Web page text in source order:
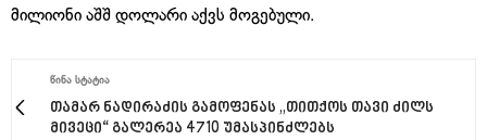
მილიონი აშშ დოლარი აქვს მოგებული.
ᲬᲘᲜᲐ ᲡᲢᲐᲢᲘᲐ
თამარ ნადირაძის გამოფენას „თითქოს თავი ძილს
მივეცი“ გალერეა 4710 უმასპინძლებს